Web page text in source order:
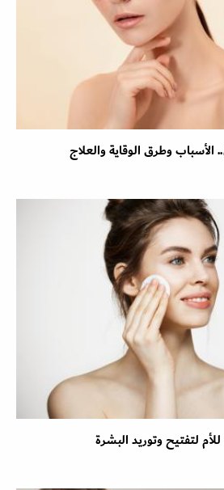
وطرق الوقاية والعلاج
لتفتيح وتوريد البشرة